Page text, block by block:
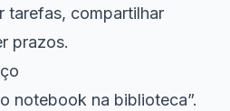
tarefas, compartilhar
prazos.
notebook na biblioteca”.